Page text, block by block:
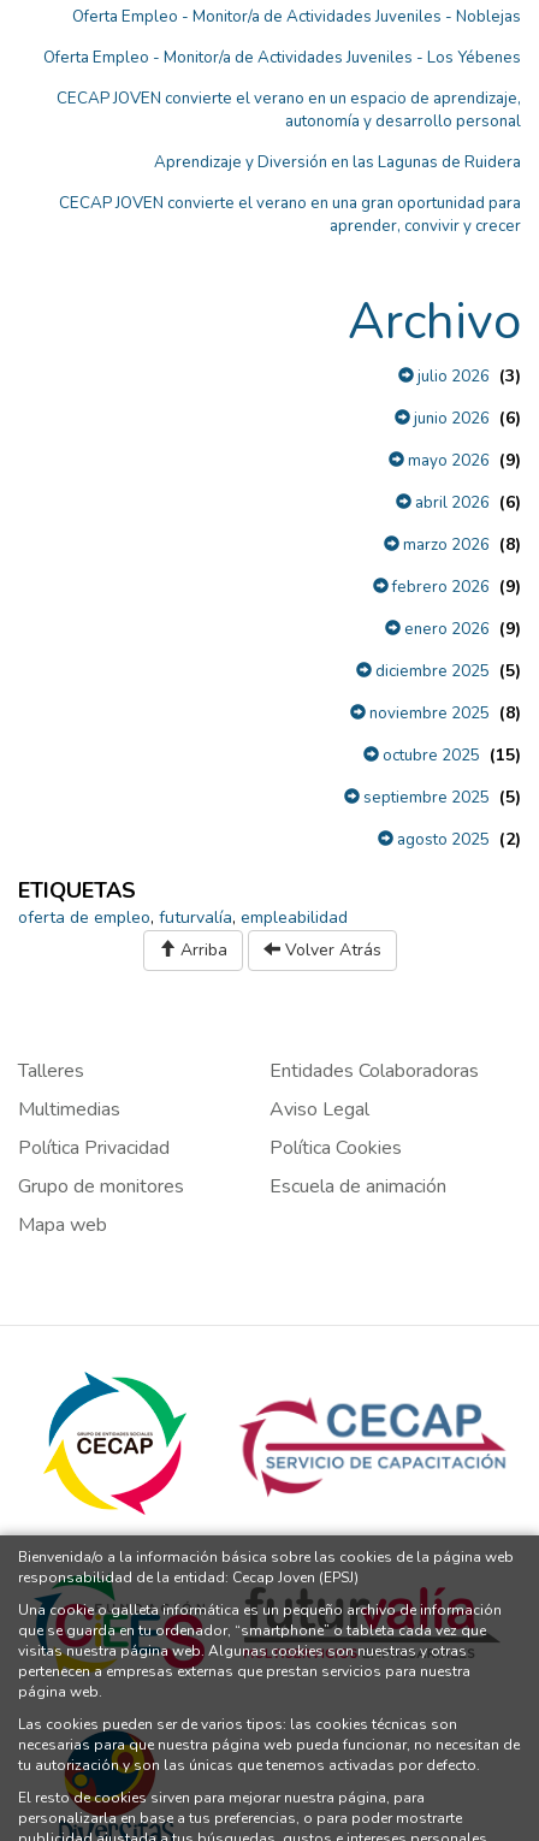
Oferta Empleo - Monitor/a de Actividades Juveniles - Noblejas
Oferta Empleo - Monitor/a de Actividades Juveniles - Los Yébenes
CECAP JOVEN convierte el verano en un espacio de aprendizaje,
autonomía y desarrollo personal
Aprendizaje y Diversión en las Lagunas de Ruidera
CECAP JOVEN convierte el verano en una gran oportunidad para
aprender, convivir y crecer
Archivo
julio 2026 (3)
junio 2026 (6)
mayo 2026 (9)
abril 2026 (6)
marzo 2026 (8)
febrero 2026 (9)
enero 2026 (9)
diciembre 2025 (5)
noviembre 2025 (8)
octubre 2025 (15)
septiembre 2025 (5)
agosto 2025 (2)
ETIQUETAS
oferta de empleo, futurvalía, empleabilidad
Arriba
Volver Atrás
Talleres
Entidades Colaboradoras
Multimedias
Aviso Legal
Política Privacidad
Política Cookies
Grupo de monitores
Escuela de animación
Mapa web
Bienvenida/o a la información básica sobre las cookies de la página web
responsabilidad de la entidad: Cecap Joven (EPSJ)
Una cookie o galleta informática es un pequeño archivo de información
que se guarda en tu ordenador, “smartphone” o tableta cada vez que
visitas nuestra página web. Algunas cookies son nuestras y otras
pertenecen a empresas externas que prestan servicios para nuestra
página web.
Las cookies pueden ser de varios tipos: las cookies técnicas son
necesarias para que nuestra página web pueda funcionar, no necesitan de
tu autorización y son las únicas que tenemos activadas por defecto.
El resto de cookies sirven para mejorar nuestra página, para
personalizarla en base a tus preferencias, o para poder mostrarte